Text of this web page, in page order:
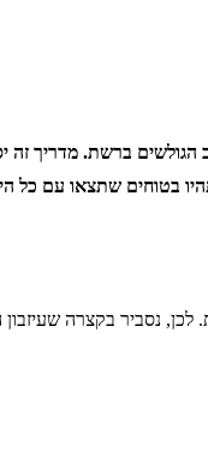
ברשת. מדריך זה
בטוחים שתצאו עם כל
לכן, נסביר בקצרה